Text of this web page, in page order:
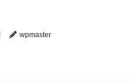
wpmaster